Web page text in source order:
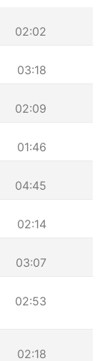
02:02
03:18
02:09
01:46
04:45
02:14
03:07
02:53
02:18